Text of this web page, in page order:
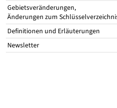
Gebietsveränderungen,
Änderungen zum
Definitionen und Erläuterungen
Newsletter